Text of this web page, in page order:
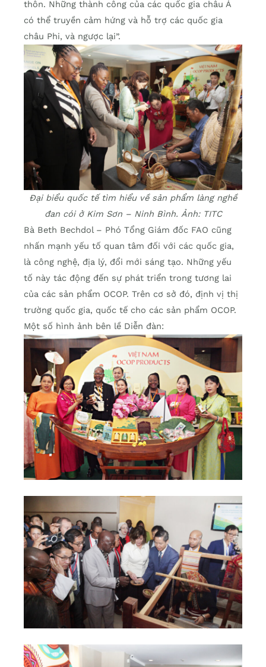
thôn. Những thành công của các quốc gia châu Á
có thể truyền cảm hứng và hỗ trợ các quốc gia
châu Phi, và ngược lại”.
Đại biểu quốc tế tìm hiểu về sản phẩm làng nghề
đan cói ở Kim Sơn – Ninh Bình. Ảnh: TITC
Bà Beth Bechdol – Phó Tổng Giám đốc FAO cũng
nhấn mạnh yếu tố quan tâm đối với các quốc gia,
là công nghệ, địa lý, đổi mới sáng tạo. Những yếu
tố này tác động đến sự phát triển trong tương lai
của các sản phẩm OCOP. Trên cơ sở đó, định vị thị
trường quốc gia, quốc tế cho các sản phẩm OCOP.
Một số hình ảnh bên lề Diễn đàn: